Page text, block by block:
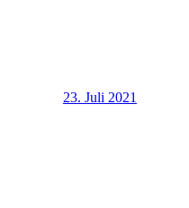
23. Juli 2021